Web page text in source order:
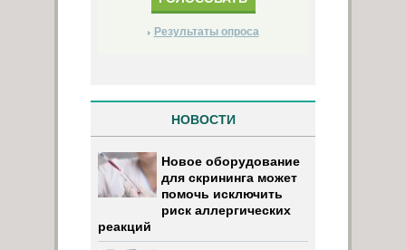
Результаты опроса
НОВОСТИ
Новое оборудование
для скрининга может
помочь исключить
риск аллергических
реакций